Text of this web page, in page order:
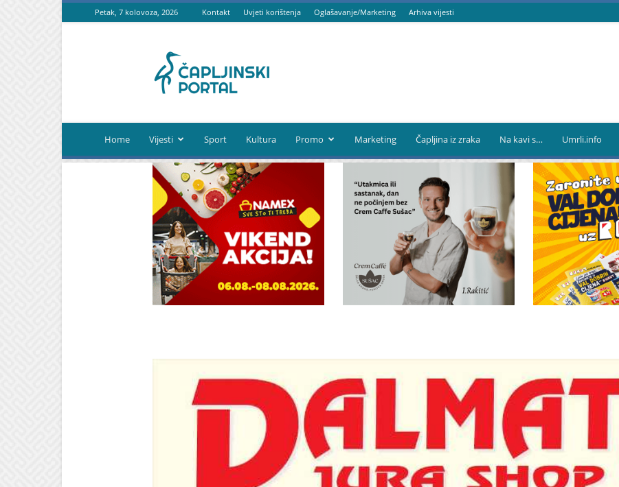
Petak, 7 kolovoza, 2026 Kontakt Uvjeti korištenja Oglašavanje/Marketing Arhiva vijesti
portal
Home Vijesti Sport Kultura Promo Marketing Čapljina iz zraka Na kavi s… Umrli.info